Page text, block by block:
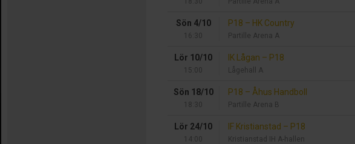
Sön 4/10
16:30
P18 – HK Country
Partille Arena A
Lör 10/10
15:00
IK Lågan – P18
Lågehall A
Sön 18/10
18:30
P18 – Åhus Handboll
Partille Arena B
Lör 24/10
14:00
IF Kristianstad – P18
Kristianstad IH A-hallen